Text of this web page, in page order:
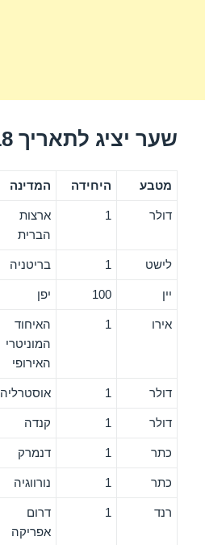
שער יציג לתאריך 23/10/2018
מטבע היחידה המדינה
דולר 1
ארצות
הברית
לישט 1 בריטניה
יין 100 יפן
אירו 1
האיחוד
המוניטרי
האירופי
דולר 1 אוסטרליה
דולר 1 קנדה
כתר 1 דנמרק
כתר 1 נורווגיה
רנד 1
דרום
אפריקה